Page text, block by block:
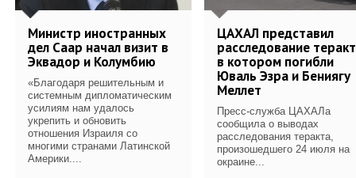
Министр иностранных
дел Саар начал визит в
Эквадор и Колумбию
«Благодаря решительным и
системным дипломатическим
усилиям нам удалось
укрепить и обновить
отношения Израиля со
многими странами Латинской
Америки....
ЦАХАЛ представил
расследование
в котором погибли
Юваль Эзра и Бениягу
Меллет
Пресс-служба ЦАХАЛа
сообщила о выводах
расследования теракта,
произошедшего 24 июля на
окраине...